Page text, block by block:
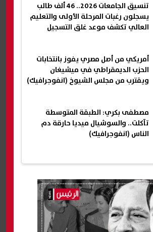
تنسيق الجامعات 2026.. 46 ألف طالب
يسجلون رغبات المرحلة الأولى والتعليم
العالي تكشف موعد غلق التسجيل
أمريكي من أصل مصري يفوز بانتخابات
الحزب الديمقراطي في ميشيغان
ويقترب من مجلس الشيوخ (انفوجرافيك)
مصطفى بكري: الطبقة المتوسطة
تآكلت.. والسوشيال ميديا حارقة دم
الناس (انفوجرافيك)